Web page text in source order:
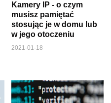
Kamery IP - o czym
musisz pamiętać
stosując je w domu lub
w jego otoczeniu
2021-01-18